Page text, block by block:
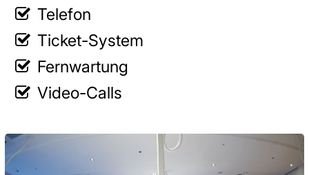
Telefon
Ticket-System
Fernwartung
Video-Calls